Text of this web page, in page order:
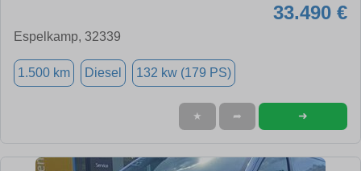
33.490 €
Espelkamp, 32339
1.500 km Diesel 132 kw (179 PS)
★ ➦ ➜